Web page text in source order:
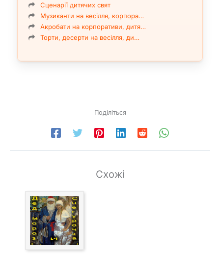
Сценарії дитячих свят
Музиканти на весілля, корпора…
Акробати на корпоративи, дитя…
Торти, десерти на весілля, ди…
Поділіться
Схожі